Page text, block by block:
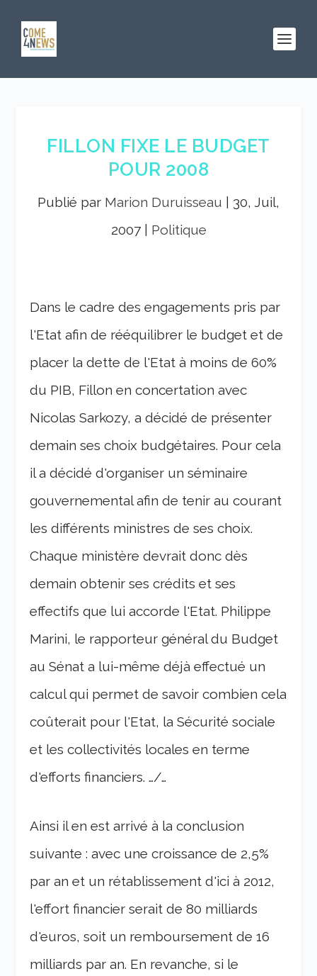
FILLON FIXE LE BUDGET
POUR 2008
Publié par Marion Duruisseau
30, Juil,
2007| Politique
Dans le cadre des engagements pris par
l'Etat afin de rééquilibrer le budget et de
placer la dette de l'Etat à moins de 60%
du PIB, Fillon en concertation avec
Nicolas Sarkozy, a décidé de présenter
demain ses choix budgétaires. Pour cela
il a décidé d'organiser un séminaire
gouvernemental afin de tenir au courant
les différents ministres de ses choix.
Chaque ministère devrait donc dès
demain obtenir ses crédits et ses
effectifs que lui accorde l'Etat. Philippe
Marini, le rapporteur général du Budget
au Sénat a lui-même déjà effectué un
calcul qui permet de savoir combien cela
coûterait pour l'Etat, la Sécurité sociale
et les collectivités locales en terme
d'efforts financiers. …/…
Ainsi il en est arrivé à la conclusion
suivante : avec une croissance de 2,5%
par an et un rétablissement d'ici à 2012,
l'effort financier serait de 80 milliards
d'euros, soit un remboursement de 16
milliards par an. En revanche, si le